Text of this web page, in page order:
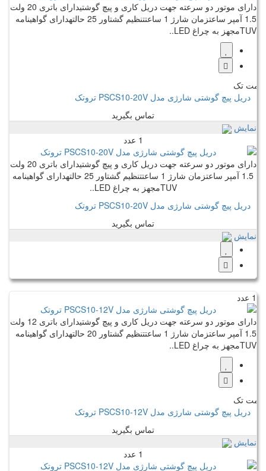
دارای موتور دو سرعته جهت دریل کاری و پیچ گوشتیدارای باتری 20 ولت
1.5 آمپر ساعتزمان شارژ 1 ساعتتنظیم گشتاور 25 حالتهدارای گواهینامه
TUVمجهز به چراغ LED..
تک
دریل پیچ گوشتی شارژی مدل PSCS10-20V تروتک
تماس بگیرید
نمایش
دارای موتور دو سرعته جهت دریل کاری و پیچ گوشتیدارای باتری 20 ولت
1.5 آمپر ساعتزمان شارژ 1 ساعتتنظیم گشتاور 25 حالتهدارای گواهینامه
TUVمجهز به چراغ LED..
دریل پیچ گوشتی شارژی مدل PSCS10-20V تروتک
تماس بگیرید
نمایش
1 عدد
دارای موتور دو سرعته جهت دریل کاری و پیچ گوشتیدارای باتری 12 ولت
1.5 آمپر ساعتزمان شارژ 1 ساعتتنظیم گشتاور 20 حالتهدارای گواهینامه
TUVمجهز به چراغ LED..
تک
دریل پیچ گوشتی شارژی مدل PSCS10-12V تروتک
تماس بگیرید
نمایش